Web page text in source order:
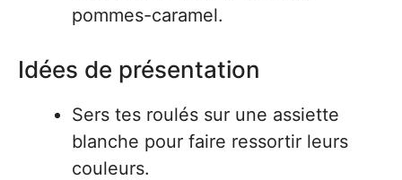
pommes-caramel.
Idées de présentation
Sers tes roulés sur une assiette
blanche pour faire ressortir leurs
couleurs.